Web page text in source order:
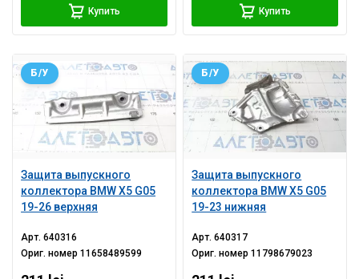
Купить Купить
Защита выпускного
коллектора BMW X5 G05
19-26 верхняя
Б/У
Арт.640316
Ориг. номер11658489599
Защита выпускного
коллектора BMW X5 G05
19-23 нижняя
Б/У
Арт.640317
Ориг. номер11798679023